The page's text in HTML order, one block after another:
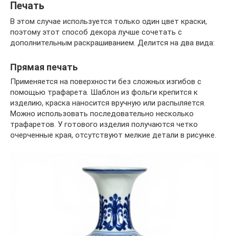
Печать
В этом случае используется только один цвет краски,
поэтому этот способ декора лучше сочетать с
дополнительным раскрашиванием. Делится на два вида:
Прямая печать
Применяется на поверхности без сложных изгибов с
помощью трафарета. Шаблон из фольги крепится к
изделию, краска наносится вручную или распыляется.
Можно использовать последовательно несколько
трафаретов. У готового изделия получаются четко
очерченные края, отсутствуют мелкие детали в рисунке.